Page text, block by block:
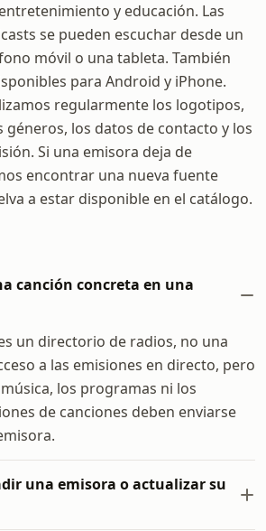
y educación. Las
se pueden escuchar desde un
móvil o una tableta. También
para Android y iPhone.
regularmente los logotipos,
géneros, los datos de contacto y los
Si una emisora deja de
encontrar una nueva fuente
a estar disponible en el catálogo.
canción concreta en una
un directorio de radios, no una
a las emisiones en directo, pero
los programas ni los
de canciones deben enviarse
una emisora o actualizar su